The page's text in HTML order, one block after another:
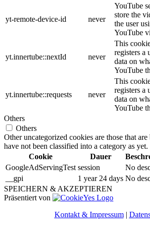
yt-remote-device-id never
YouTube
store the
the user
YouTube
yt.innertube::nextId never
This
registers a
data on
YouTube
yt.innertube::requests never
This
registers a
data on
YouTube
Others
Others
Other uncategorized cookies are those that
have not been classified into a category as yet.
Cookie
Dauer
GoogleAdServingTest session
No
__gpi
1 year 24 days No
SPEICHERN & AKZEPTIEREN
Präsentiert von
Kontakt & Impressum|